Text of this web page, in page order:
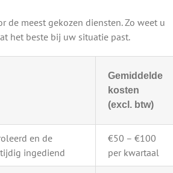
meest gekozen diensten. Zo weet u
het beste bij uw situatie past.
Gemiddelde
kosten
(excl. btw)
en de
ingediend
€50 – €100
per kwartaal